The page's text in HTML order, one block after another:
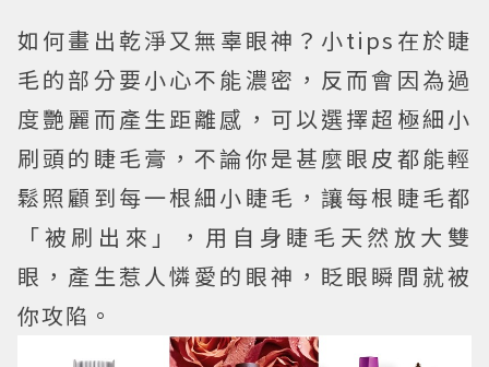
如何畫出乾淨又無辜眼神？小tips在於睫
毛的部分要小心不能濃密，反而會因為過
度艷麗而產生距離感，可以選擇超極細小
刷頭的睫毛膏，不論你是甚麼眼皮都能輕
鬆照顧到每一根細小睫毛，讓每根睫毛都
「被刷出來」，用自身睫毛天然放大雙
眼，產生惹人憐愛的眼神，眨眼瞬間就被
你攻陷。